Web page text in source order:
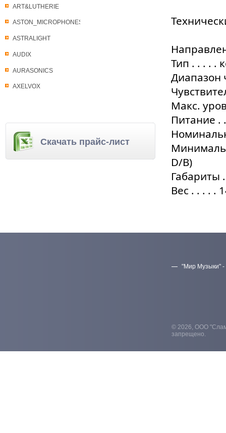
ART&LUTHERIE
ASTON_MICROPHONES
ASTRALIGHT
AUDIX
AURASONICS
AXELVOX
Скачать прайс-лист
Тип . . . . .
Диапазон
Макс.
Питание .
D/B)
Габариты
Вес . . . . .
"Мир Музыки" -
© 2026, ООО
запрещено.